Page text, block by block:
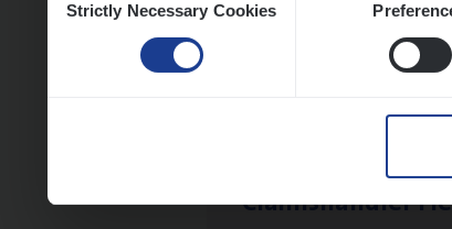
Selection
Strictly Necessary CookiesIT, Change &
Claims­hand­ler